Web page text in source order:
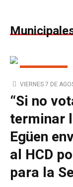
VIERNES 7 DE
“Si no
terminar
Egüen
al HCD
para la